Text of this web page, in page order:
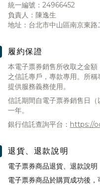
統一編號：24966452
負責人：陳逸生
地址：台北市中山區南京東
履約保證
本電子票券銷售所收取之金額
之信託專戶，專款專用。所
提供服務義務使用。
信託期間自電子票券銷售日
一年。
銀行信託查詢平台： https://
退貨、退款說明
電子票券商品退貨、退款說明
電子票券商品於購買成功後，